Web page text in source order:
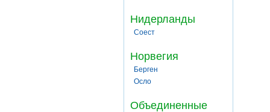
Нидерланды
Соест
Норвегия
Берген
Осло
Объединенные